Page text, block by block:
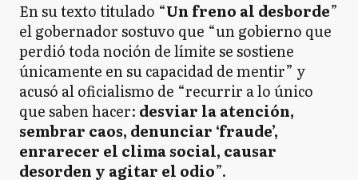
En su texto titulado “Un freno al desborde”
el gobernador sostuvo que “un gobierno que
perdió toda noción de límite se sostiene
únicamente en su capacidad de mentir” y
acusó al oficialismo de “recurrir a lo único
que saben hacer: desviar la atención,
sembrar caos, denunciar ‘fraude’,
enrarecer el clima social, causar
desorden y agitar el odio”.